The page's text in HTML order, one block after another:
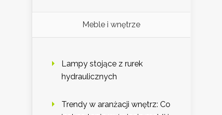
Meble i wnętrze
Lampy stojące z rurek
hydraulicznych
Trendy w aranżacji wnętrz: Co